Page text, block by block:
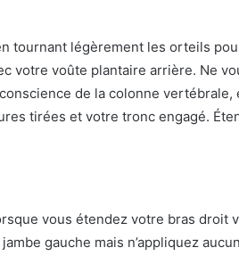
tournant légèrement les orteils
votre voûte plantaire arrière. Ne
de la colonne vertébrale,
tirées et votre tronc engagé.
vous étendez votre bras droit
gauche mais n’appliquez aucun